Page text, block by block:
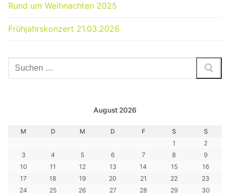
Rund um Weihnachten 2025
Frühjahrskonzert 21.03.2026
Suchen
nach:
August 2026
M D M D F S
S
1
2
3
4 5 6 7 8
9
10
11 12 13 14 15
16
17
18 19 20 21 22
23
24
25 26 27 28 29
30